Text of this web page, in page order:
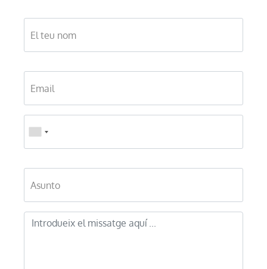
Missatge